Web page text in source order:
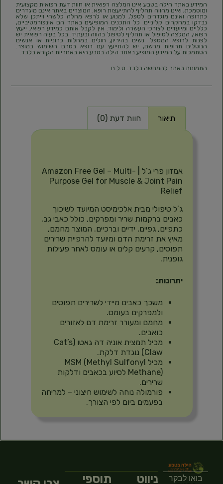
המידע באתר הילה בטבע אינו המלצה רפואית או חוות דעת רפואית מקצועית
ומוסמכת, ואינו מהווה תחליף להתייעצות רופא. המוצרים באתר אינם מוגדרים
כתרופה ואינם מוגדרים לטפל, למנוע או לרפא מחלה כלשהי וייתכן שלא
נבדקו במחקרים קליניים. כל התכנים המופיעים באתר הם אינפורמטיביים,
כלליים ומיועדים לצורכי העשרה ולימוד. אין לקבל אותם כמידע רפואי, ייעוץ
רפואי, המלצה לטיפול או תחליף לטיפול בהווה ובעתיד. בכל בעיה רפואית יש
לפנות לרופא המטפל. נשים בהיריון, חולים במחלות כרוניות או אנשים
הנוטלים תרופות מרשם, יש להתייעץ עם רופא בטרם השימוש במוצר.
הסתמכות על המידע המופיע באתר הילה בטבע היא באחריות הקורא בלבד.
התמונות באתר להמחשה בלבד. ט.ל.ח
תיאור חוות דעת (0)
אמזון פרי ג’ל | Amazon Free Gel – Multi-
Purpose Gel for Muscle & Joint Pain
Relief
ג’ל טיפולי מבית אלכימיסט המיועד לשיכוך
כאבים ברקמות שריר ומפרקים, כולל כאבי גב,
כתפיים, גפיים, ידיים וברכיים. המוצר מחמם,
מאיץ את זרימת הדם ומיועד להרפיית שרירים
תפוסים, קרעים קלים או עומס לאחר פעילות
גופנית.
יתרונות:
משכך כאבים מיידי לשרירים תפוסים
ולמפרקים בעומס.
מחמם ומעורר זרימת דם לאזורים
כואבים.
מכיל תמצית אוניה דה גאטו (Cat’s
Claw) נוגדת דלקת.
מכיל MSM (Methyl Sulfonyl
Methane) לסיוע בכאבים ודלקות
שרירים.
פורמולה נוחה לשימוש חיצוני – למריחה
בפעמים ביום לפי הצורך.
בואו לבקר
ניווט
תוספי